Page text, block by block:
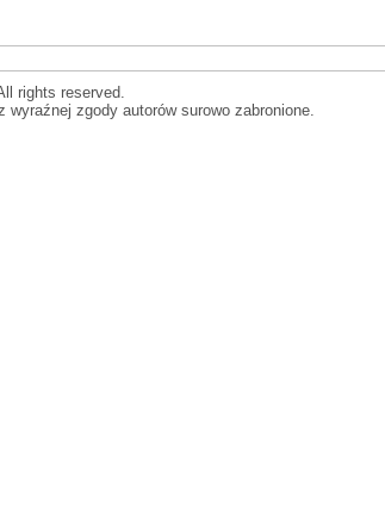
rights reserved.
zgody autorów surowo zabronione.